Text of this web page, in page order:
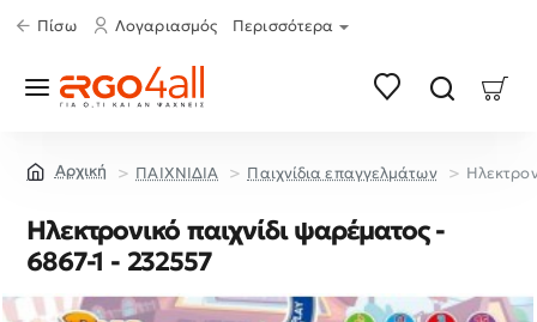
Πίσω Λογαριασμός Περισσότερα
ΠΑΙΧΝΙΔΙΑ Παιχνίδια επαγγελμάτων
Ηλεκτρονικό παιχνίδι ψαρέματος -
6867-1 - 232557